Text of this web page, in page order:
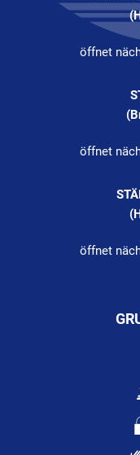
Klicken, um
öffnet
Klicken, um
öffnet
Klicken, um
öffnet